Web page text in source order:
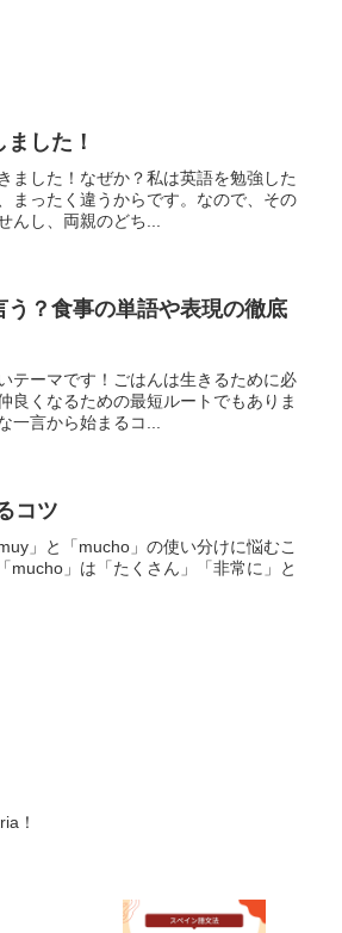
した！
ました！なぜか？私は英語を勉強した
まったく違うからです。なので、その
んし、両親のどち...
？食事の単語や表現の徹底
テーマです！ごはんは生きるために必
良くなるための最短ルートでもありま
一言から始まるコ...
コツ
」と「mucho」の使い分けに悩むこ
mucho」は「たくさん」「非常に」と
！